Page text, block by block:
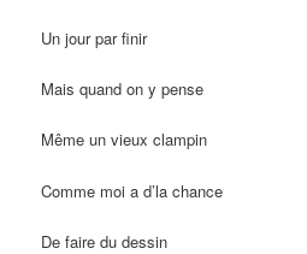
Un jour par finir
Mais quand on y pense
Même un vieux clampin
Comme moi a d’la chance
De faire du dessin